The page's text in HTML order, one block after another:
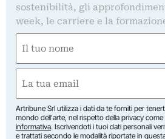
sostenibilità, gli
week, le carriere e la
(Required)
First
(Required)
Artribune Srl utilizza i dati da te forniti per
mondo dell'arte, nel rispetto della privacy come
informativa. Iscrivendoti i tuoi dati personali
e trattati secondo le modalità riportate in